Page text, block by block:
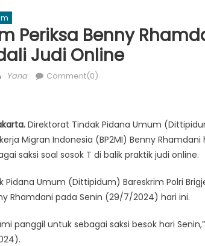
Periksa Benny
Judi Online
Author
Yana Comment(0)
Direktorat Tindak Pidana Umum
Migran Indonesia (BP2MI) Benny
saksi soal sosok T di balik praktik judi online.
Pidana Umum (Dittipidum) Bareskrim Polri
Rhamdani pada Senin (29/7/2024) hari ini.
panggil untuk sebagai saksi besok hari